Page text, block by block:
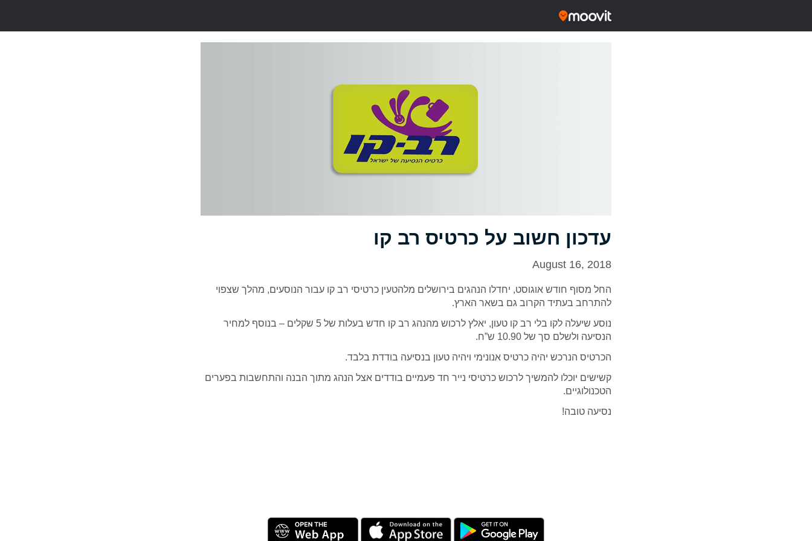
עדכון חשוב על כרטיס רב קו
August 16, 2018
החל מסוף חודש אוגוסט, יחדלו הנהגים בירושלים מלהטעין כרטיסי רב קו עבור הנוסעים, מהלך שצפוי
להתרחב בעתיד הקרוב גם בשאר הארץ.
נוסע שיעלה לקו בלי רב קו טעון, יאלץ לרכוש מהנהג רב קו חדש בעלות של 5 שקלים – בנוסף למחיר
הנסיעה ולשלם סך של 10.90 ש”ח.
הכרטיס הנרכש יהיה כרטיס אנונימי ויהיה טעון בנסיעה בודדת בלבד.
קשישים יוכלו להמשיך לרכוש כרטיסי נייר חד פעמיים בודדים אצל הנהג מתוך הבנה והתחשבות בפערים
הטכנולוגיים.
נסיעה טובה!